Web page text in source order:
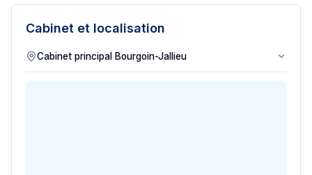
Cabinet et localisation